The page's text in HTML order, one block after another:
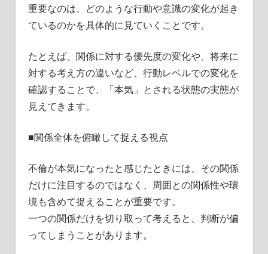
重要なのは、どのような行動や意識の変化が起き
ているのかを具体的に見ていくことです。
たとえば、関係に対する優先度の変化や、将来に
対する考え方の違いなど、行動レベルでの変化を
確認することで、「本気」とされる状態の実態が
見えてきます。
■関係全体を俯瞰して捉える視点
不倫が本気になったと感じたときには、その関係
だけに注目するのではなく、周囲との関係性や環
境も含めて捉えることが重要です。
一つの関係だけを切り取って考えると、判断が偏
ってしまうことがあります。